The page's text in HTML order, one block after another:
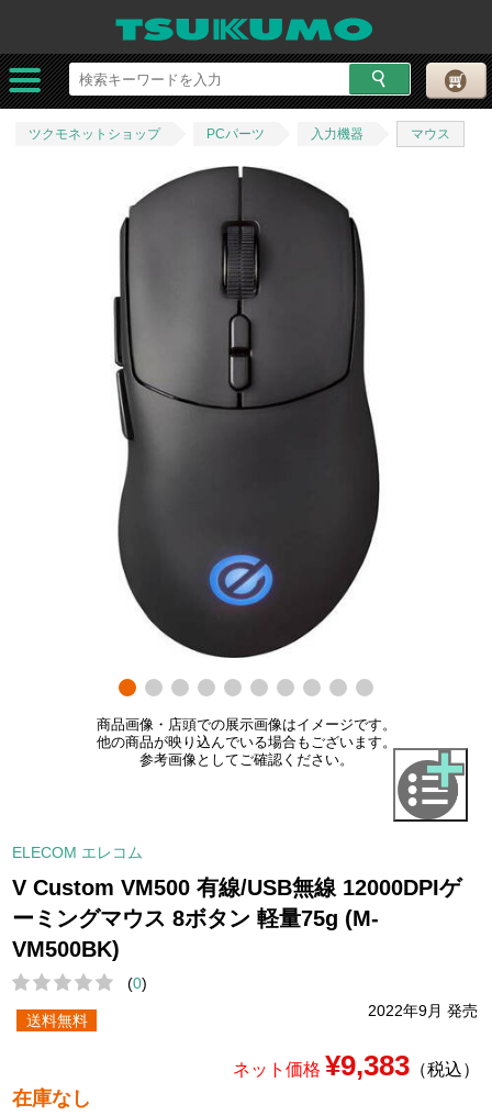
ツクモネットショップ PCパーツ 入力機器 マウス
商品画像・店頭での展示画像はイメージです。
他の商品が映り込んでいる場合もございます。
参考画像としてご確認ください。
ELECOM エレコム
V Custom VM500 有線/USB無線 12000DPIゲ
ーミングマウス 8ボタン 軽量75g (M-
VM500BK)
(0)
2022年9月 発売
送料無料
ネット価格 ¥9,383（税込）
在庫なし